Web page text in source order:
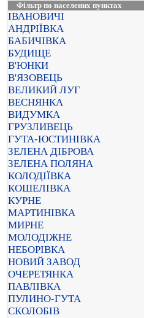
Фільтр по населених пунктах
ІВАНОВИЧІ
АНДРІЇВКА
БАБИЧІВКА
БУДИЩЕ
В'ЮНКИ
В'ЯЗОВЕЦЬ
ВЕЛИКИЙ ЛУГ
ВЕСНЯНКА
ВИДУМКА
ГРУЗЛИВЕЦЬ
ГУТА-ЮСТИНІВКА
ЗЕЛЕНА ДІБРОВА
ЗЕЛЕНА ПОЛЯНА
КОЛОДІЇВКА
КОШЕЛІВКА
КУРНЕ
МАРТИНІВКА
МИРНЕ
МОЛОДІЖНЕ
НЕБОРІВКА
НОВИЙ ЗАВОД
ОЧЕРЕТЯНКА
ПАВЛІВКА
ПУЛИНО-ГУТА
СКОЛОБІВ